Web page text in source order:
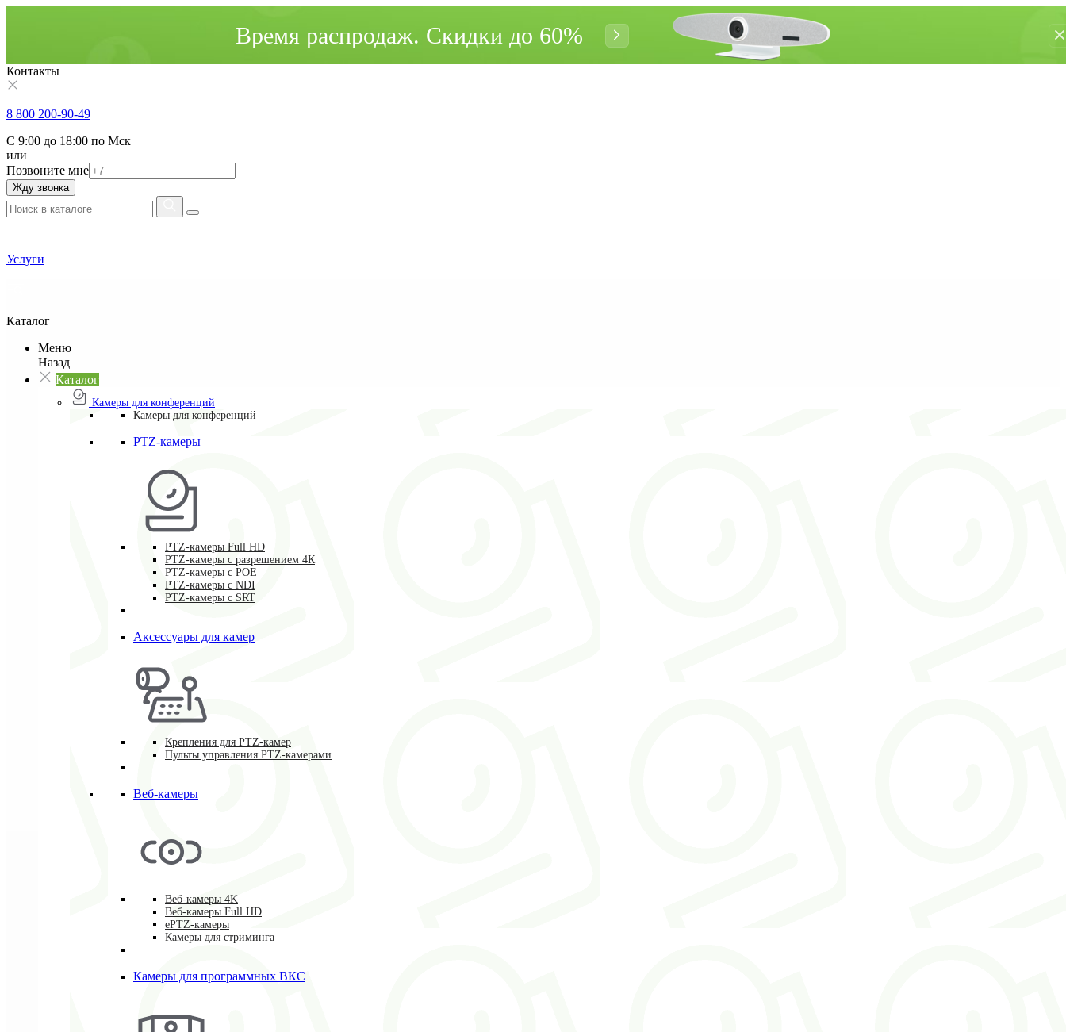
Время распродаж. Cкидки до 60%
Контакты
8 800 200-90-49
С 9:00 до 18:00 по Мск
или
Позвоните мне
Жду звонка
Услуги
Каталог
Меню
Назад
Каталог
Камеры для конференций
Камеры для конференций
PTZ-камеры
PTZ-камеры Full HD
PTZ-камеры с разрешением 4К
PTZ-камеры с POE
PTZ-камеры c NDI
PTZ-камеры с SRT
Аксессуары для камер
Крепления для PTZ-камер
Пульты управления PTZ-камерами
Веб-камеры
Веб-камеры 4K
Веб-камеры Full HD
ePTZ-камеры
Камеры для стриминга
Камеры для программных ВКС